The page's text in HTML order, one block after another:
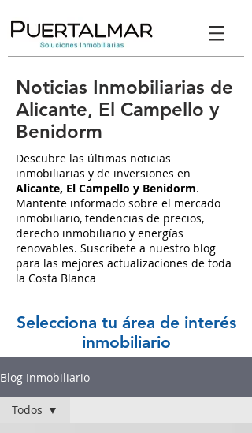
Noticias Inmobiliarias de
Alicante, El Campello y
Benidorm
Descubre las últimas noticias
inmobiliarias y de inversiones en
Alicante, El Campello y Benidorm.
Mantente informado sobre el mercado
inmobiliario, tendencias de precios,
derecho inmobiliario y energías
renovables. Suscríbete a nuestro blog
para las mejores actualizaciones de toda
la Costa Blanca
Selecciona tu área de interés
inmobiliario
Blog Inmobiliario
Todos